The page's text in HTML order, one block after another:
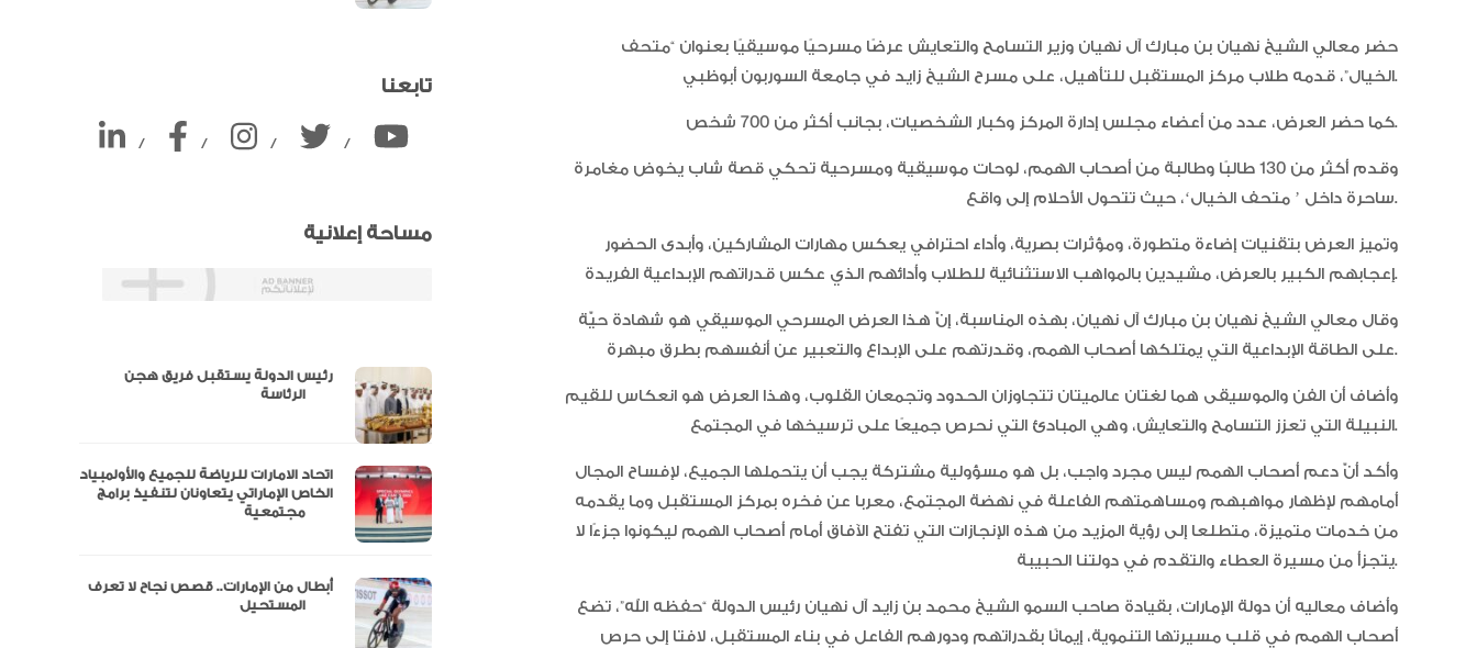
حضر معالي الشيخ نهيان بن مبارك آل نهيان وزير التسامح والتعايش عرضًا مسرحيًا موسيقيًا بعنوان “متحف
الخيال”، قدمه طلاب مركز المستقبل للتأهيل، على مسرح الشيخ زايد في جامعة السوربون أبوظبي.
كما حضر العرض، عدد من أعضاء مجلس إدارة المركز وكبار الشخصيات، بجانب أكثر من 700 شخص.
وقدم أكثر من 130 طالبًا وطالبة من أصحاب الهمم، لوحات موسيقية ومسرحية تحكي قصة شاب يخوض مغامرة
ساحرة داخل ’ متحف الخيال‘، حيث تتحول الأحلام إلى واقع.
وتميز العرض بتقنيات إضاءة متطورة، ومؤثرات بصرية، وأداء احترافي يعكس مهارات المشاركين، وأبدى الحضور
إعجابهم الكبير بالعرض، مشيدين بالمواهب الاستثنائية للطلاب وأدائهم الذي عكس قدراتهم الإبداعية الفريدة.
وقال معالي الشيخ نهيان بن مبارك آل نهيان، بهذه المناسبة، إنّ هذا العرض المسرحي الموسيقي هو شهادة حيّة
على الطاقة الإبداعية التي يمتلكها أصحاب الهمم، وقدرتهم على الإبداع والتعبير عن أنفسهم بطرق مبهرة.
وأضاف أن الفن والموسيقى هما لغتان عالميتان تتجاوزان الحدود وتجمعان القلوب، وهذا العرض هو انعكاس للقيم
النبيلة التي تعزز التسامح والتعايش، وهي المبادئ التي نحرص جميعًا على ترسيخها في المجتمع.
وأكد أنّ دعم أصحاب الهمم ليس مجرد واجب، بل هو مسؤولية مشتركة يجب أن يتحملها الجميع، لإفساح المجال
أمامهم لإظهار مواهبهم ومساهمتهم الفاعلة في نهضة المجتمع، معربا عن فخره بمركز المستقبل وما يقدمه
من خدمات متميزة، متطلعا إلى رؤية المزيد من هذه الإنجازات التي تفتح الآفاق أمام أصحاب الهمم ليكونوا جزءًا لا
يتجزأ من مسيرة العطاء والتقدم في دولتنا الحبيبة.
وأضاف معاليه أن دولة الإمارات، بقيادة صاحب السمو الشيخ محمد بن زايد آل نهيان رئيس الدولة “حفظه الله”، تضع
أصحاب الهمم في قلب مسيرتها التنموية، إيمانًا بقدراتهم ودورهم الفاعل في بناء المستقبل، لافتا إلى حرص
تابعنا
/ / / /
مساحة إعلانية
رئيس الدولة يستقبل فريق هجن
اتحاد الامارات للرياضة للجميع والأولمبياد
الخاص الإماراتي يتعاونان لتنفيذ برامج
أبطال من الإمارات.. قصص نجاح لا تعرف
ميدالية و10 أرقام قياسية في كأس
الأدوية المبتكرة لتعزيز صحة المجتمع